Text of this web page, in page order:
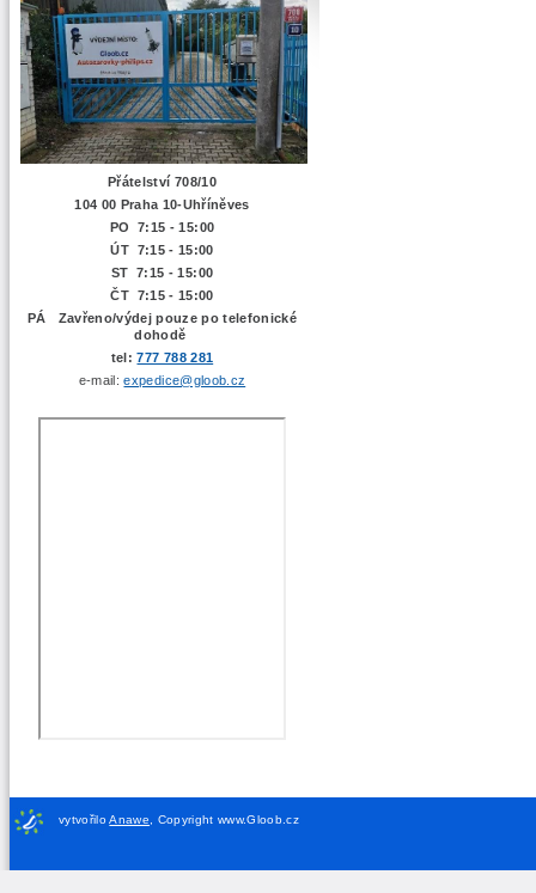
Přátelství 708/10
104 00 Praha 10-Uhříněves
PO 7:15 - 15:00
ÚT 7:15 - 15:00
ST 7:15 - 15:00
ČT 7:15 - 15:00
PÁ Zavřeno/výdej pouze po telefonické
dohodě
tel:777 788 281
e-mail:expedice@gloob.cz
vytvořiloAnawe Copyright www.Gloob.cz